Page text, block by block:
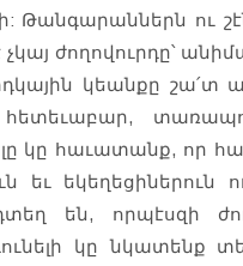
Թանգարաններն ու
ժողովուրդը՝
կեանքը շա՛տ
հետեւաբար,
կը հաւատանք, որ
եւ
են, որպէսզի
կը նկատենք